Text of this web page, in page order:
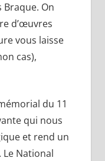
Braque. On
d’œuvres
vous laisse
cas),
du 11
qui nous
et rend un
Le National